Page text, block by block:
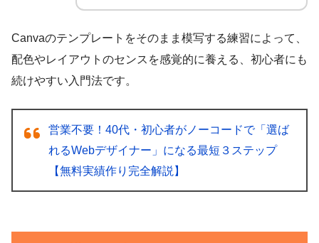
Canvaのテンプレートをそのまま模写する練習によって、
配色やレイアウトのセンスを感覚的に養える、初心者にも
続けやすい入門法です。
営業不要！40代・初心者がノーコードで「選ば
れるWebデザイナー」になる最短３ステップ
【無料実績作り完全解説】